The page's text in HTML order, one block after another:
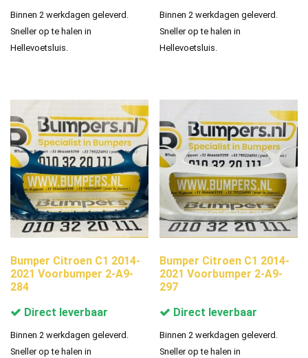
Binnen 2 werkdagen geleverd.
Sneller op te halen in
Hellevoetsluis.
Binnen 2 werkdagen geleverd.
Sneller op te halen in
Hellevoetsluis.
Bumper Citroen C1 2014-
2021 Voorbumper 2-A9-
284
Direct leverbaar
Binnen 2 werkdagen geleverd.
Sneller op te halen in
Bumper Citroen C1 2014-
2021 Voorbumper 2-A9-
297
Direct leverbaar
Binnen 2 werkdagen geleverd.
Sneller op te halen in